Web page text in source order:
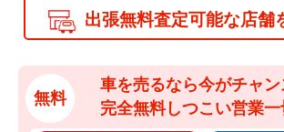
出張無料査定可能な店舗
無料
車を売るなら今がチャン
完全無料しつこい営業一